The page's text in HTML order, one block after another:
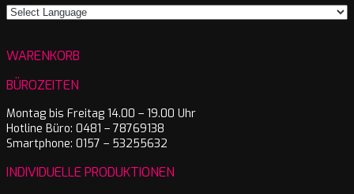
WARENKORB
BÜROZEITEN
Montag bis Freitag 14.00 – 19.00 Uhr
Hotline Büro: 0481 – 78769138
Smartphone: 0157 – 53255632
INDIVIDUELLE PRODUKTIONEN